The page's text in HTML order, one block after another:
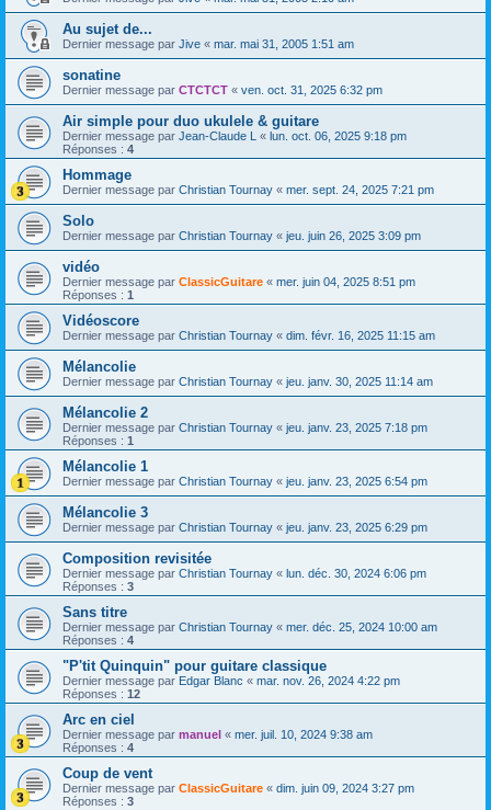
Au sujet de...
Dernier message par Jive « mar. mai 31, 2005 1:51 am
sonatine
Dernier message par CTCTCT « ven. oct. 31, 2025 6:32 pm
Air simple pour duo ukulele & guitare
Dernier message par Jean-Claude L « lun. oct. 06, 2025 9:18 pm
Réponses : 4
Hommage
Dernier message par Christian Tournay « mer. sept. 24, 2025 7:21 pm
Solo
Dernier message par Christian Tournay « jeu. juin 26, 2025 3:09 pm
vidéo
Dernier message par ClassicGuitare « mer. juin 04, 2025 8:51 pm
Réponses : 1
Vidéoscore
Dernier message par Christian Tournay « dim. févr. 16, 2025 11:15 am
Mélancolie
Dernier message par Christian Tournay « jeu. janv. 30, 2025 11:14 am
Mélancolie 2
Dernier message par Christian Tournay « jeu. janv. 23, 2025 7:18 pm
Réponses : 1
Mélancolie 1
Dernier message par Christian Tournay « jeu. janv. 23, 2025 6:54 pm
Mélancolie 3
Dernier message par Christian Tournay « jeu. janv. 23, 2025 6:29 pm
Composition revisitée
Dernier message par Christian Tournay « lun. déc. 30, 2024 6:06 pm
Réponses : 3
Sans titre
Dernier message par Christian Tournay « mer. déc. 25, 2024 10:00 am
Réponses : 4
"P'tit Quinquin" pour guitare classique
Dernier message par Edgar Blanc « mar. nov. 26, 2024 4:22 pm
Réponses : 12
Arc en ciel
Dernier message par manuel « mer. juil. 10, 2024 9:38 am
Réponses : 4
Coup de vent
Dernier message par ClassicGuitare « dim. juin 09, 2024 3:27 pm
Réponses : 3